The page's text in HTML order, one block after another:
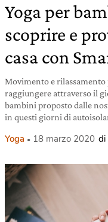
Yoga per
scoprire e
casa con
Movimento e rilassamento
raggiungere attraverso il
bambini proposto dalle
in questi giorni di
Yoga 18 marzo 2020 di